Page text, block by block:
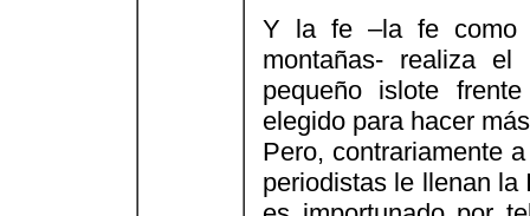
Y la fe –la fe como
montañas- realiza
pequeño islote
elegido para hacer
Pero, contrariamente
periodistas le llenan